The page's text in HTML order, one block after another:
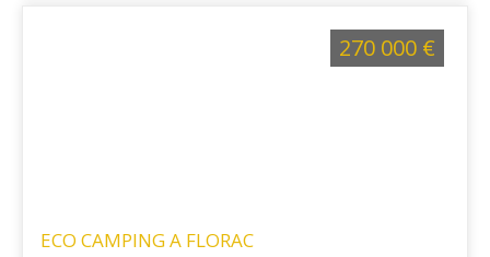
ECO CAMPING A FLORAC
270 000 €